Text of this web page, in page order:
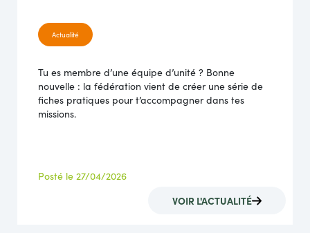
Actualité
Tu es membre d’une équipe d’unité ? Bonne
nouvelle : la fédération vient de créer une série de
fiches pratiques pour t’accompagner dans tes
missions.
VOIR L'ACTUALITÉ
Posté le 27/04/2026